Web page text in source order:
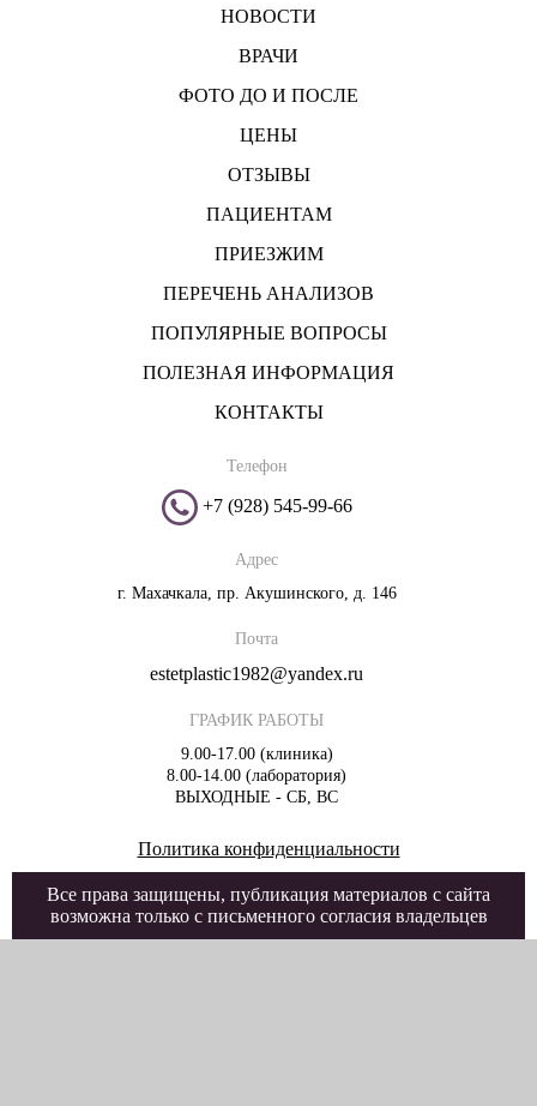
НОВОСТИ
ВРАЧИ
ФОТО ДО И ПОСЛЕ
ЦЕНЫ
ОТЗЫВЫ
ПАЦИЕНТАМ
ПРИЕЗЖИМ
ПЕРЕЧЕНЬ АНАЛИЗОВ
ПОПУЛЯРНЫЕ ВОПРОСЫ
ПОЛЕЗНАЯ ИНФОРМАЦИЯ
КОНТАКТЫ
Телефон
+7 (928) 545-99-66
Адрес
г. Махачкала, пр. Акушинского, д. 146
Почта
estetplastic1982@yandex.ru
ГРАФИК РАБОТЫ
9.00-17.00 (клиника)
8.00-14.00 (лаборатория)
ВЫХОДНЫЕ - СБ, ВС
Политика конфиденциальности
Все права защищены, публикация материалов с сайта
возможна только с письменного согласия владельцев